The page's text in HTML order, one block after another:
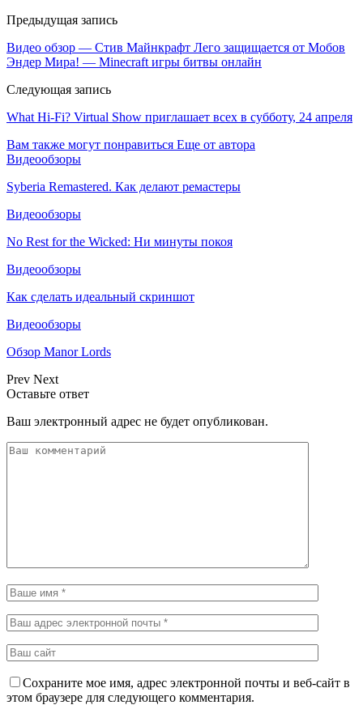
Предыдущая запись
Видео обзор — Стив Майнкрафт Лего защищается от Мобов
Эндер Мира! — Minecraft игры битвы онлайн
Следующая запись
What Hi-Fi? Virtual Show приглашает всех в субботу, 24 апреля
Вам также могут понравиться Еще от автора
Видеообзоры
Syberia Remastered. Как делают ремастеры
Видеообзоры
No Rest for the Wicked: Ни минуты покоя
Видеообзоры
Как сделать идеальный скриншот
Видеообзоры
Обзор Manor Lords
Prev Next
Оставьте ответ
Ваш электронный адрес не будет опубликован.
Сохраните мое имя, адрес электронной почты и веб-сайт в
этом браузере для следующего комментария.